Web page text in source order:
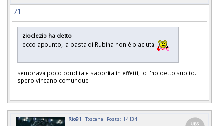
71
zioclezio ha detto
ecco appunto, la pasta di Rubina non è piaciuta
sembrava poco condita e saporita in effetti, io l'ho detto subito.
spero vincano comunque
Rio91 Toscana Posts: 14134